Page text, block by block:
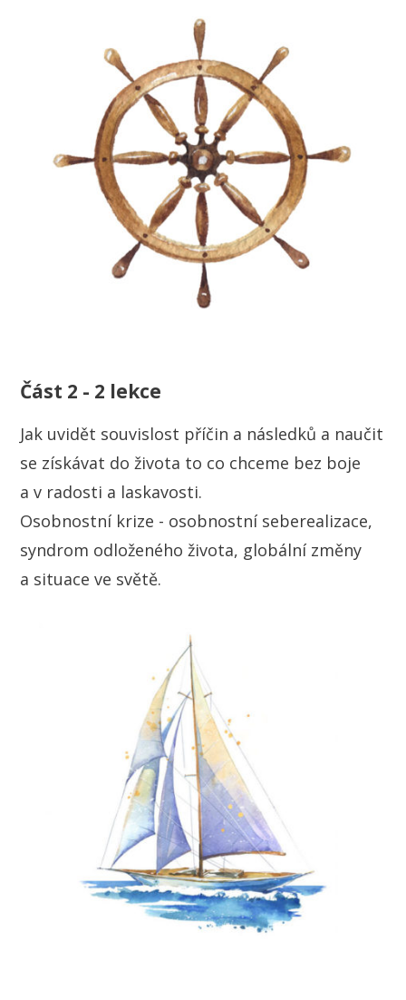
Část 2 - 2 lekce
Jak uvidět souvislost příčin a následků a naučit
se získávat do života to co chceme bez boje
a v radosti a laskavosti.
Osobnostní krize - osobnostní seberealizace,
syndrom odloženého života, globální změny
a situace ve světě.